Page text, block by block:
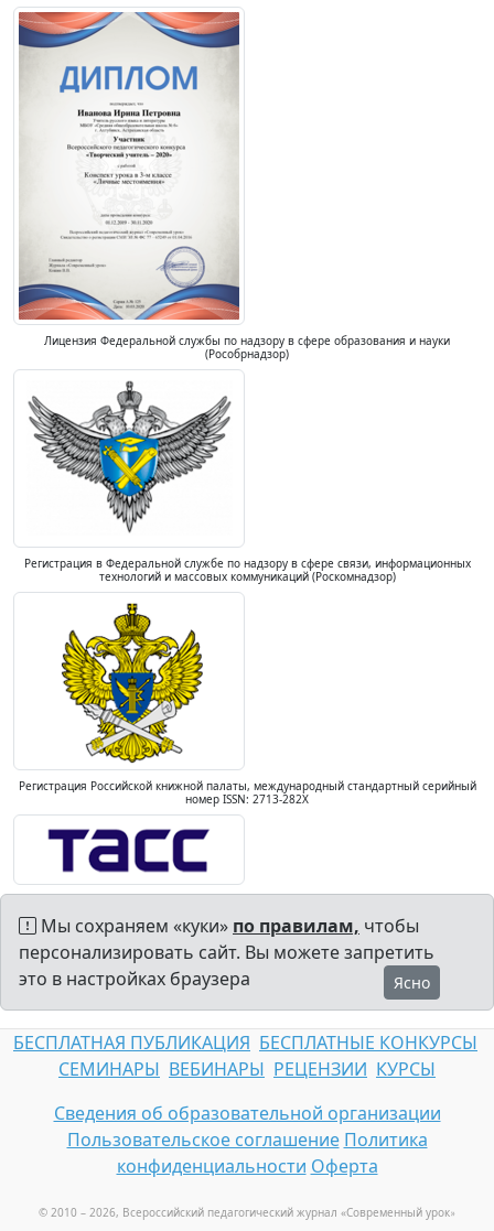
Лицензия Федеральной службы по надзору в сфере образования и науки
(Рособрнадзор)
Регистрация в Федеральной службе по надзору в сфере связи, информационных
технологий и массовых коммуникаций (Роскомнадзор)
Регистрация Российской книжной палаты, международный стандартный серийный
номер ISSN: 2713-282X
Мы сохраняем «куки» по правилам, чтобы
персонализировать сайт. Вы можете запретить
это в настройках браузера
Ясно
БЕСПЛАТНАЯ ПУБЛИКАЦИЯ БЕСПЛАТНЫЕ КОНКУРСЫ
СЕМИНАРЫ ВЕБИНАРЫ РЕЦЕНЗИИ КУРСЫ
Сведения об образовательной организации
Пользовательское соглашение Политика
конфиденциальности Оферта
© 2010 – 2026, Всероссийский педагогический журнал «Современный урок»